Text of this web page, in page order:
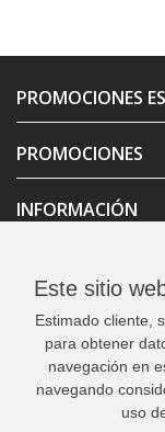
PROMOCIONES
PROMOCIONES
INFORMACIÓN
CONTACTO
Este sitio
Estimado cliente,
para obtener
navegación en
navegando
uso